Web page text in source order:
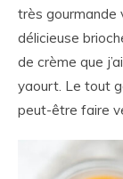
très gourmande
délicieuse
de crème que
yaourt. Le tout
peut-être faire